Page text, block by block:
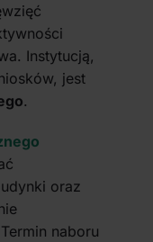
Instytucją,
jest
.
oraz
naboru